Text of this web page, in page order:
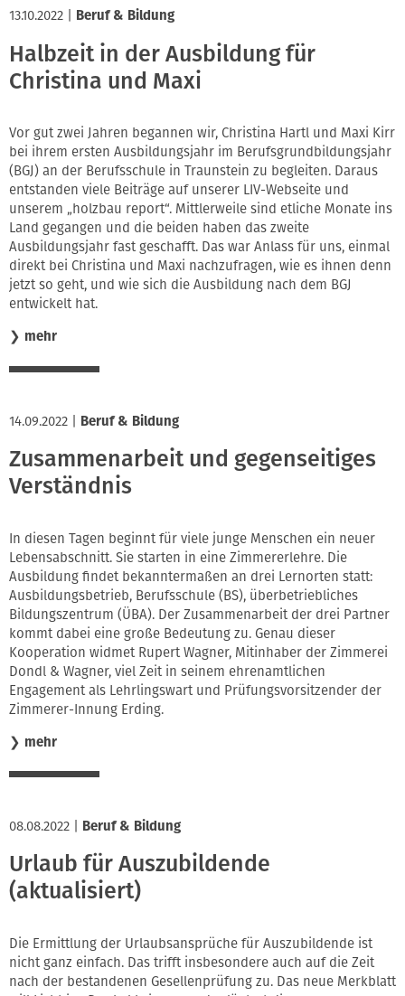
13.10.2022 Beruf & Bildung
Halbzeit in der Ausbildung für
Christina und Maxi
Vor gut zwei Jahren begannen wir, Christina Hartl und Maxi Kirr
bei ihrem ersten Ausbildungsjahr im Berufsgrundbildungsjahr
(BGJ) an der Berufsschule in Traunstein zu begleiten. Daraus
entstanden viele Beiträge auf unserer LIV-Webseite und
unserem „holzbau report“. Mittlerweile sind etliche Monate ins
Land gegangen und die beiden haben das zweite
Ausbildungsjahr fast geschafft. Das war Anlass für uns, einmal
direkt bei Christina und Maxi nachzufragen, wie es ihnen denn
jetzt so geht, und wie sich die Ausbildung nach dem BGJ
entwickelt hat.
❯ mehr
14.09.2022 Beruf & Bildung
Zusammenarbeit und gegenseitiges
Verständnis
In diesen Tagen beginnt für viele junge Menschen ein neuer
Lebensabschnitt. Sie starten in eine Zimmererlehre. Die
Ausbildung findet bekanntermaßen an drei Lernorten statt:
Ausbildungsbetrieb, Berufsschule (BS), überbetriebliches
Bildungszentrum (ÜBA). Der Zusammenarbeit der drei Partner
kommt dabei eine große Bedeutung zu. Genau dieser
Kooperation widmet Rupert Wagner, Mitinhaber der Zimmerei
Dondl & Wagner, viel Zeit in seinem ehrenamtlichen
Engagement als Lehrlingswart und Prüfungsvorsitzender der
Zimmerer-Innung Erding.
❯ mehr
08.08.2022 Beruf & Bildung
Urlaub für Auszubildende
(aktualisiert)
Die Ermittlung der Urlaubsansprüche für Auszubildende ist
nicht ganz einfach. Das trifft insbesondere auch auf die Zeit
nach der bestandenen Gesellenprüfung zu. Das neue Merkblatt